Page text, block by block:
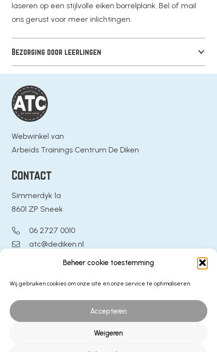
Beheer cookie toestemming
Wij gebruiken cookies om onze site en onze service te optimaliseren.
Accepteren
Weigeren
laseren op een stijlvolle eiken borrelplank. Bel of mail
ons gerust voor meer inlichtingen.
Bezorging door leerlingen
Webwinkel van
Arbeids Trainings Centrum De Diken
Contact
Simmerdyk 1a
8601 ZP Sneek
06 2727 0010
atc@dediken.nl
Algemeen & Service
Veelgestelde vragen
Producten